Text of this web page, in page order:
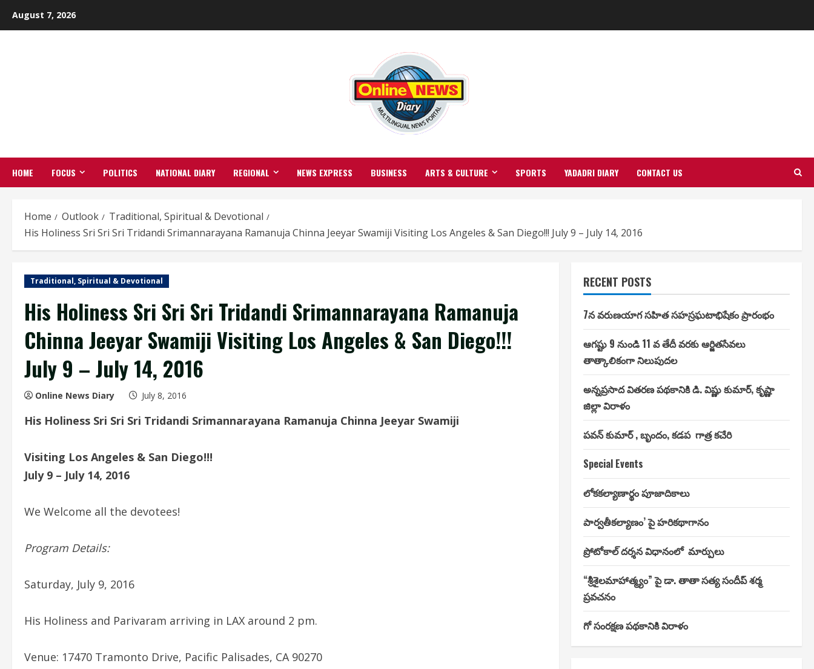
August 7, 2026
HOME FOCUS POLITICS NATIONAL DIARY REGIONAL NEWS EXPRESS BUSINESS ARTS & CULTURE SPORTS YADADRI DIARY CONTACT US
Home Outlook
Traditional, Spiritual & Devotional
His Holiness Sri Sri Sri Tridandi Srimannarayana Ramanuja Chinna Jeeyar Swamiji Visiting Los Angeles & San Diego!!! July 9 – July 14, 2016
Traditional, Spiritual & Devotional
His Holiness Sri Sri Sri Tridandi Srimannarayana Ramanuja
Chinna Jeeyar Swamiji Visiting Los Angeles & San Diego!!!
July 9 – July 14, 2016
Online News Diary July 8, 2016
His Holiness Sri Sri Sri Tridandi Srimannarayana Ramanuja Chinna Jeeyar Swamiji
Visiting Los Angeles & San Diego!!!
July 9 – July 14, 2016
We Welcome all the devotees!
Program Details:
Saturday, July 9, 2016
His Holiness and Parivaram arriving in LAX around 2 pm.
Venue: 17470 Tramonto Drive, Pacific Palisades, CA 90270
RECENT POSTS
7న వరుణయాగ సహిత సహస్రఘటాభిషేకం ప్రారంభం
ఆగష్టు 9 నుండి 11 వ తేదీ వరకు ఆర్జితసేవలు
తాత్కాలికంగా నిలుపుదల
అన్నప్రసాద వితరణ పథకానికి డి. విష్ణు కుమార్, కృష్ణా
జిల్లా విరాళం
పవన్ కుమార్ , బృందం, కడప గాత్ర కచేరి
Special Events
లోకకల్యాణార్థం పూజాదికాలు
పార్వతీకల్యాణం’ పై హరికథాగానం
ప్రోటోకాల్ దర్శన విధానంలో మార్పులు
“శ్రీశైలమాహాత్మ్యం” పై డా. తాతా సత్య సందీప్ శర్మ
ప్రవచనం
గో సంరక్షణ పథకానికి విరాళం